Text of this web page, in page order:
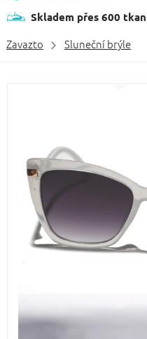
Skladem přes 600
Zavazto Sluneční brýle